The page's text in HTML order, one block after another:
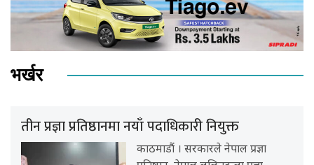
भर्खर
तीन प्रज्ञा प्रतिष्ठानमा नयाँ पदाधिकारी नियुक्त
काठमाडौं । सरकारले नेपाल प्रज्ञा